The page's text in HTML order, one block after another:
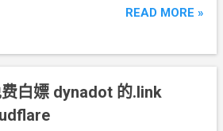
全名, 别只写前缀. 应该是类似下面这
把原有的 NS 设置都删除 添加
的 DNS 记录 * 注意, Cloudflare 告诉
2 个 nameserver 都要添加 添加完应
样子的 切换到 Cloudflare 下一步让
READ MORE »
白嫖 dynadot 的.link